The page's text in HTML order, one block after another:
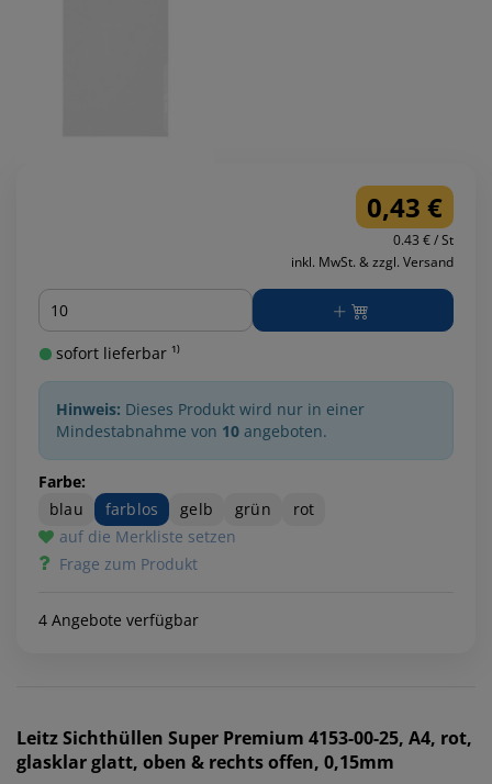
0,43 €
0.43 € / St
inkl. MwSt. & zzgl. Versand
Menge
sofort lieferbar ¹⁾
Hinweis: Dieses Produkt wird nur in einer
Mindestabnahme von 10 angeboten.
Farbe:
blau
farblos gelb grün
rot
auf die Merkliste setzen
Frage zum Produkt
4 Angebote verfügbar
LeitzSichthüllen Super Premium 4153-00-25, A4, rot,
glasklar glatt, oben & rechts offen, 0,15mm